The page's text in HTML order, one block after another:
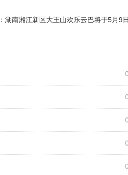
湖南湘江新区大王山欢乐云巴将于5月9